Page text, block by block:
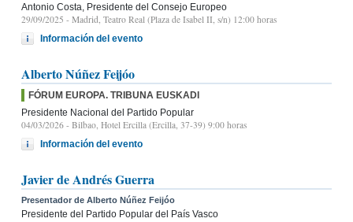
Antonio Costa, Presidente del Consejo Europeo
29/09/2025 - Madrid, Teatro Real (Plaza de Isabel II, s/n) 12:00 horas
Información del evento
Alberto Núñez Feijóo
FÓRUM EUROPA. TRIBUNA EUSKADI
Presidente Nacional del Partido Popular
04/03/2026 - Bilbao, Hotel Ercilla (Ercilla, 37-39) 9:00 horas
Información del evento
Javier de Andrés Guerra
Presentador de Alberto Núñez Feijóo
Presidente del Partido Popular del País Vasco